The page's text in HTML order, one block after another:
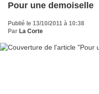
Pour une demoiselle
Publié le 13/10/2011 à 10:38
Par La Corte